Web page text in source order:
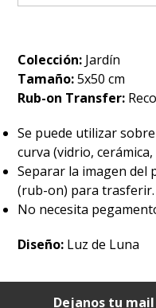
Colección: Jardín
Tamaño:5x50 cm
Rub-on Transfer:
Se puede utilizar
curva (vidrio,
Separar la imagen del
(rub-on) para trasferir.
No necesita
Diseño: Luz de Luna
Dejanos tu